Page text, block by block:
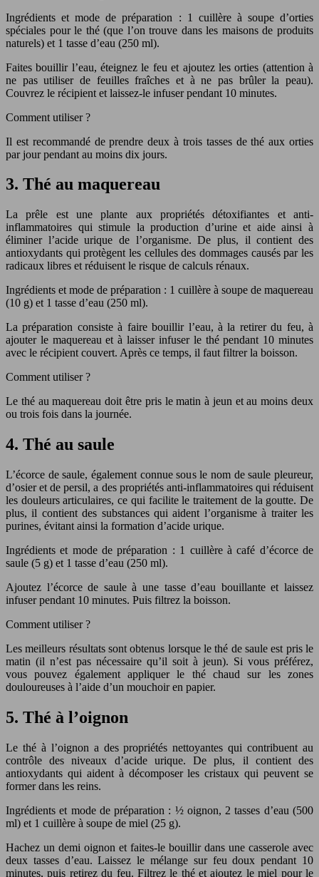
Ingrédients et mode de préparation : 1 cuillère à soupe d’orties
spéciales pour le thé (que l’on trouve dans les maisons de produits
naturels) et 1 tasse d’eau (250 ml).
Faites bouillir l’eau, éteignez le feu et ajoutez les orties (attention à
ne pas utiliser de feuilles fraîches et à ne pas brûler la peau).
Couvrez le récipient et laissez-le infuser pendant 10 minutes.
Comment utiliser ?
Il est recommandé de prendre deux à trois tasses de thé aux orties
par jour pendant au moins dix jours.
3. Thé au maquereau
La prêle est une plante aux propriétés détoxifiantes et anti-
inflammatoires qui stimule la production d’urine et aide ainsi à
éliminer l’acide urique de l’organisme. De plus, il contient des
antioxydants qui protègent les cellules des dommages causés par les
radicaux libres et réduisent le risque de calculs rénaux.
Ingrédients et mode de préparation : 1 cuillère à soupe de maquereau
(10 g) et 1 tasse d’eau (250 ml).
La préparation consiste à faire bouillir l’eau, à la retirer du feu, à
ajouter le maquereau et à laisser infuser le thé pendant 10 minutes
avec le récipient couvert. Après ce temps, il faut filtrer la boisson.
Comment utiliser ?
Le thé au maquereau doit être pris le matin à jeun et au moins deux
ou trois fois dans la journée.
4. Thé au saule
L’écorce de saule, également connue sous le nom de saule pleureur,
d’osier et de persil, a des propriétés anti-inflammatoires qui réduisent
les douleurs articulaires, ce qui facilite le traitement de la goutte. De
plus, il contient des substances qui aident l’organisme à traiter les
purines, évitant ainsi la formation d’acide urique.
Ingrédients et mode de préparation : 1 cuillère à café d’écorce de
saule (5 g) et 1 tasse d’eau (250 ml).
Ajoutez l’écorce de saule à une tasse d’eau bouillante et laissez
infuser pendant 10 minutes. Puis filtrez la boisson.
Comment utiliser ?
Les meilleurs résultats sont obtenus lorsque le thé de saule est pris le
matin (il n’est pas nécessaire qu’il soit à jeun). Si vous préférez,
vous pouvez également appliquer le thé chaud sur les zones
douloureuses à l’aide d’un mouchoir en papier.
5. Thé à l’oignon
Le thé à l’oignon a des propriétés nettoyantes qui contribuent au
contrôle des niveaux d’acide urique. De plus, il contient des
antioxydants qui aident à décomposer les cristaux qui peuvent se
former dans les reins.
Ingrédients et mode de préparation : ½ oignon, 2 tasses d’eau (500
ml) et 1 cuillère à soupe de miel (25 g).
Hachez un demi oignon et faites-le bouillir dans une casserole avec
deux tasses d’eau. Laissez le mélange sur feu doux pendant 10
minutes, puis retirez du feu. Filtrez le thé et ajoutez le miel pour le